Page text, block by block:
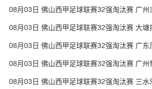
华思力U17 全场录像
08月03日 佛山西甲足球联赛32强淘汰赛 广州
全场录像
08月03日 佛山西甲足球联赛32强淘汰赛 大塘
得 全场录像
08月03日 佛山西甲足球联赛32强淘汰赛 广东
技 全场录像
08月03日 佛山西甲足球联赛32强淘汰赛 广州
模 全场录像
08月03日 佛山西甲足球联赛32强淘汰赛 三水